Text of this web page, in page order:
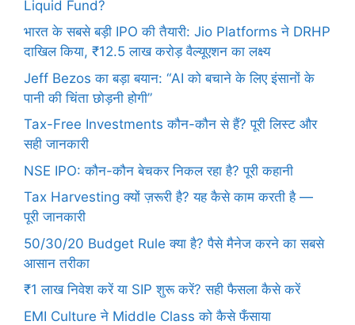
Liquid Fund?
भारत के सबसे बड़ी IPO की तैयारी: Jio Platforms ने DRHP
दाखिल किया, ₹12.5 लाख करोड़ वैल्यूएशन का लक्ष्य
Jeff Bezos का बड़ा बयान: “AI को बचाने के लिए इंसानों के
पानी की चिंता छोड़नी होगी”
Tax-Free Investments कौन-कौन से हैं? पूरी लिस्ट और
सही जानकारी
NSE IPO: कौन-कौन बेचकर निकल रहा है? पूरी कहानी
Tax Harvesting क्यों ज़रूरी है? यह कैसे काम करती है —
पूरी जानकारी
50/30/20 Budget Rule क्या है? पैसे मैनेज करने का सबसे
आसान तरीका
₹1 लाख निवेश करें या SIP शुरू करें? सही फैसला कैसे करें
EMI Culture ने Middle Class को कैसे फँसाया